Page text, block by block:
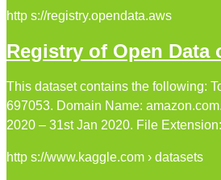
http s://registry.opendata.aws
Registry of Open Data
This dataset contains the following:
697053. Domain Name:
2020 – 31st Jan 2020. File
http s://www.kaggle.com › datasets